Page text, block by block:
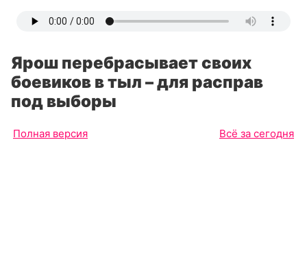
Ярош перебрасывает своих
боевиков в тыл – для расправ
под выборы
Полная версия Всё за сегодня